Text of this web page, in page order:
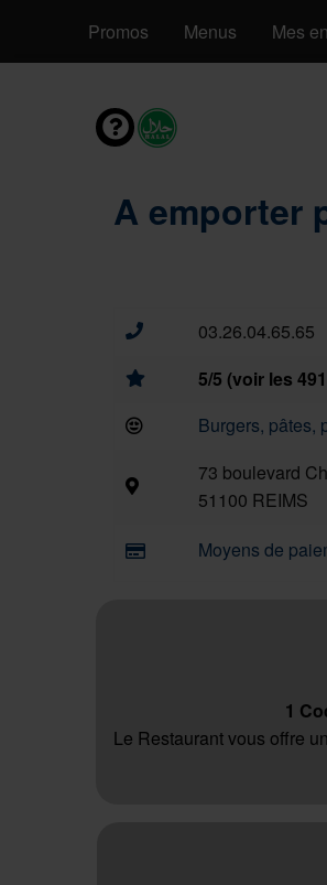
Promos Menus Mes
A emporter
03.26.04.65.65
5/5 (voir les
Burgers, pâtes,
73 boulevard
51100 REIMS
Moyens de
1
Le Restaurant vous offre